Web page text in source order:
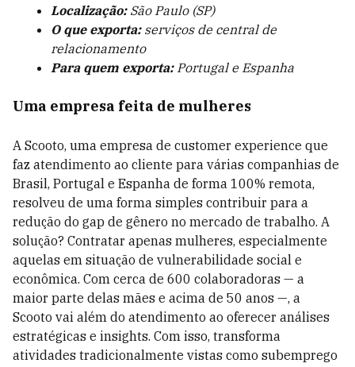
Localização:São Paulo (SP)
O que exporta:serviços de central de
relacionamento
Para quem exporta: Portugal e Espanha
Uma empresa feita de mulheres
A Scooto, uma empresa de customer experience que
faz atendimento ao cliente para várias companhias de
Brasil, Portugal e Espanha de forma 100% remota,
resolveu de uma forma simples contribuir para a
redução do gap de gênero no mercado de trabalho. A
solução? Contratar apenas mulheres, especialmente
aquelas em situação de vulnerabilidade social e
econômica. Com cerca de 600 colaboradoras — a
maior parte delas mães e acima de 50 anos —, a
Scooto vai além do atendimento ao oferecer análises
estratégicas e insights. Com isso, transforma
atividades tradicionalmente vistas como subemprego